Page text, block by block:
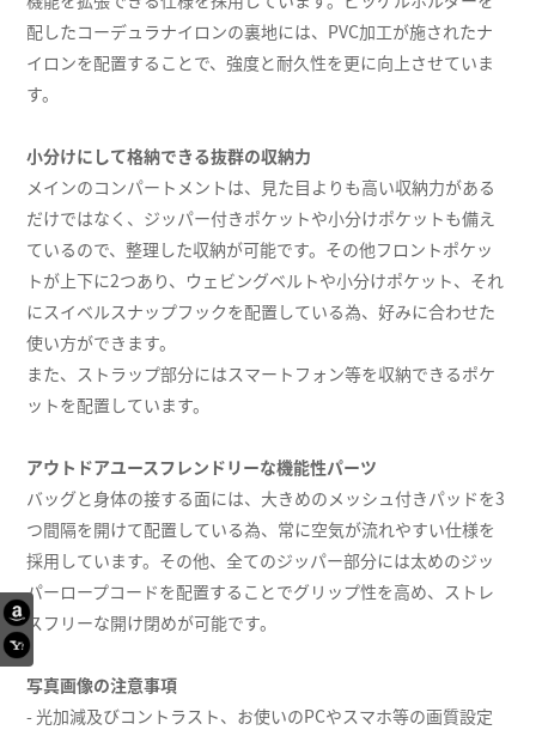
配したコーデュラナイロンの裏地には、PVC加工が施されたナ
イロンを配置することで、強度と耐久性を更に向上させていま
す。
小分けにして格納できる抜群の収納力
メインのコンパートメントは、見た目よりも高い収納力がある
だけではなく、ジッパー付きポケットや小分けポケットも備え
ているので、整理した収納が可能です。その他フロントポケッ
トが上下に2つあり、ウェビングベルトや小分けポケット、それ
にスイベルスナップフックを配置している為、好みに合わせた
使い方ができます。
また、ストラップ部分にはスマートフォン等を収納できるポケ
ットを配置しています。
アウトドアユースフレンドリーな機能性パーツ
バッグと身体の接する面には、大きめのメッシュ付きパッドを3
つ間隔を開けて配置している為、常に空気が流れやすい仕様を
採用しています。その他、全てのジッパー部分には太めのジッ
パーロープコードを配置することでグリップ性を高め、ストレ
スフリーな開け閉めが可能です。
写真画像の注意事項
- 光加減及びコントラスト、お使いのPCやスマホ等の画質設定